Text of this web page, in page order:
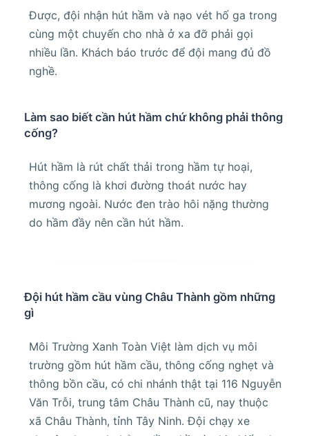
Được, đội nhận hút hầm và nạo vét hố ga trong
cùng một chuyến cho nhà ở xa đỡ phải gọi
nhiều lần. Khách báo trước để đội mang đủ đồ
nghề.
Làm sao biết cần hút hầm chứ không phải thông
cống?
Hút hầm là rút chất thải trong hầm tự hoại,
thông cống là khơi đường thoát nước hay
mương ngoài. Nước đen trào hôi nặng thường
do hầm đầy nên cần hút hầm.
Đội hút hầm cầu vùng Châu Thành gồm những
gì
Môi Trường Xanh Toàn Việt làm dịch vụ môi
trường gồm hút hầm cầu, thông cống nghẹt và
thông bồn cầu, có chi nhánh thật tại 116 Nguyễn
Văn Trỗi, trung tâm Châu Thành cũ, nay thuộc
xã Châu Thành, tỉnh Tây Ninh. Đội chạy xe